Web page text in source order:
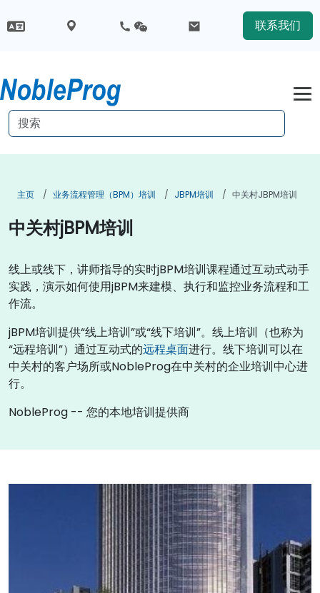
联系我们
主页 业务流程管理（BPM）培训 JBPM培训 中关村jBPM培训
中关村jBPM培训
线上或线下，讲师指导的实时jBPM培训课程通过互动式动手
实践，演示如何使用jBPM来建模、执行和监控业务流程和工
作流。
jBPM培训提供“线上培训”或“线下培训”。线上培训（也称为
“远程培训”）通过互动式的远程桌面进行。线下培训可以在
中关村的客户场所或NobleProg在中关村的企业培训中心进
行。
NobleProg -- 您的本地培训提供商